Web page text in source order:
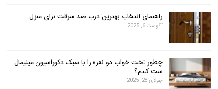
راهنمای انتخاب بهترین درب ضد سرقت برای منزل
آگوست 6, 2025
چطور تخت خواب دو نفره را با سبک دکوراسیون مینیمال
ست کنیم؟
جولای 28, 2025